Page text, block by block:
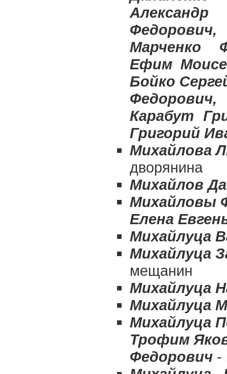
Марченко
Ефим
Бойко
Карабут
Григорий
Михайлова
дворянина
Михайлов
Михайловы
Елена
Михайлуца
Михайлуца
мещанин
Михайлуца
Михайлуца
Михайлуца
Трофим
Федорович-